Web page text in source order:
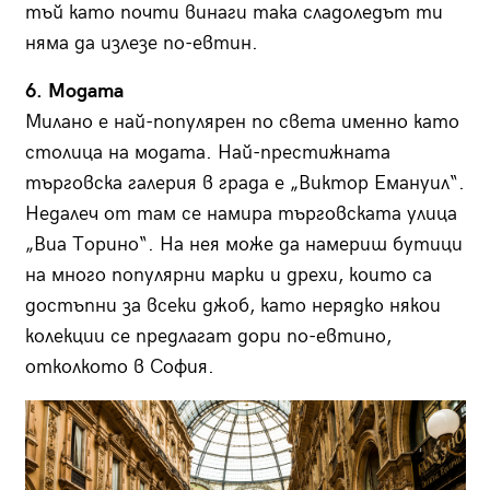
тъй като почти винаги така сладоледът ти
няма да излезе по-евтин.
6. Модата
Милано е най-популярен по света именно като
столица на модата. Най-престижната
търговска галерия в града е „Виктор Емануил“.
Недалеч от там се намира търговската улица
„Виа Торино“. На нея може да намериш бутици
на много популярни марки и дрехи, които са
достъпни за всеки джоб, като нерядко някои
колекции се предлагат дори по-евтино,
отколкото в София.